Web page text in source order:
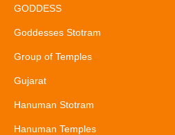
GODDESS
Goddesses Stotram
Group of Temples
Gujarat
Hanuman Stotram
Hanuman Temples